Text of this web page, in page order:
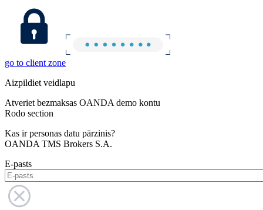
go to client zone
Aizpildiet veidlapu
Atveriet bezmaksas OANDA demo kontu
Rodo section
Kas ir personas datu pārzinis?
OANDA TMS Brokers S.A.
E-pasts